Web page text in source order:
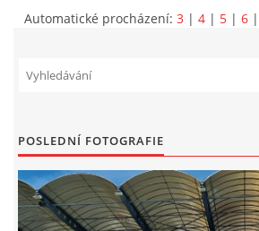
ARCHÍV
DOTACE
Automatické procházení: 3 | 4 | 5 | 6 |
POSLEDNÍ FOTOGRAFIE